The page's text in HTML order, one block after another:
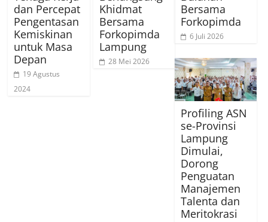
dan Percepat
Pengentasan
Kemiskinan
untuk Masa
Depan
19 Agustus
2024
Khidmat
Bersama
Forkopimda
Lampung
28 Mei 2026
Bersama
Forkopimda
6 Juli 2026
Profiling ASN
se-Provinsi
Lampung
Dimulai,
Dorong
Penguatan
Manajemen
Talenta dan
Meritokrasi